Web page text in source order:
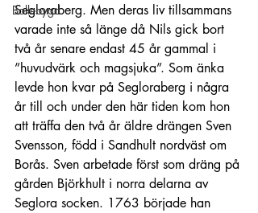
Bollebygd
Segloraberg. Men deras liv tillsammans
varade inte så länge då Nils gick bort
två år senare endast 45 år gammal i
”huvudvärk och magsjuka”. Som änka
levde hon kvar på Segloraberg i några
år till och under den här tiden kom hon
att träffa den två år äldre drängen Sven
Svensson, född i Sandhult nordväst om
Borås. Sven arbetade först som dräng på
gården Björkhult i norra delarna av
Seglora socken. 1763 började han